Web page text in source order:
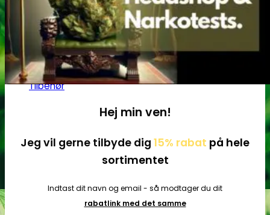
Rengøring
Lugt- og duftfjernere
Glasrens
Børster
Tilbehør
Hej min ven!
Jeg vil gerne tilbyde dig 15% rabat på hele
sortimentet
Indtast dit navn og email - så modtager du dit
rabatlink med det samme